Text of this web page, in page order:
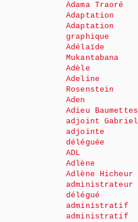
Adama Traoré
Adaptation
Adaptation
graphique
Adélaïde
Mukantabana
Adèle
Adeline
Rosenstein
Aden
Adieu Baumettes
adjoint Gabriel
adjointe
déléguée
ADL
Adlène
Adlène Hicheur
administrateur
délégué
administratif
administratif